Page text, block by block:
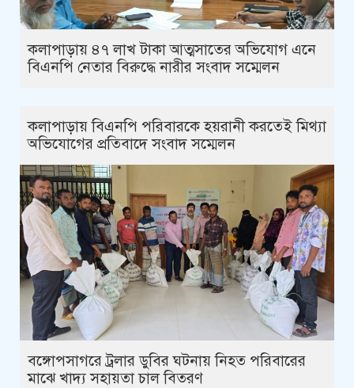
কলাপাড়ায় ৪৭ লাখ টাকা আত্মসাতের অভিযোগ এনে
বিএনপি নেতার বিরুদ্ধে নারীর সংবাদ সম্মেলন
কলাপাড়ায় বিএনপি পরিবারকে হয়রানী করতেই মিথ্যা
অভিযোগের প্রতিবাদে সংবাদ সম্মেলন
বঙ্গোপসাগরে ট্রলার ডুবির ঘটনায় নিহত পরিবারের
মাঝে খাদ্য সহায়তা চাল বিতরণ